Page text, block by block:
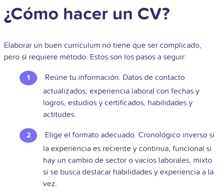
¿Cómo hacer un CV?
Elaborar un buen currículum no tiene que ser complicado,
pero sí requiere método. Estos son los pasos a seguir:
Reúne tu información. Datos de contacto
actualizados, experiencia laboral con fechas y
logros, estudios y certificados, habilidades y
actitudes.
Elige el formato adecuado. Cronológico inverso si
la experiencia es reciente y continua, funcional si
hay un cambio de sector o vacíos laborales, mixto
si se busca destacar habilidades y experiencia a la
vez.